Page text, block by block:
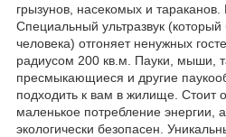
грызунов, насекомых и тараканов.
Специальный ультразвук
человека) отгоняет ненужных
радиусом 200 кв.м. Пауки, мыши,
пресмыкающиеся и другие
подходить к вам в жилище. Стоит
маленькое потребление энергии,
экологически безопасен.